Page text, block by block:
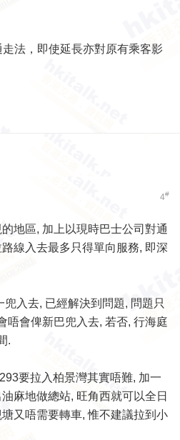
法，即使延長亦對原有乘客影
4#
地區, 加上以現時巴士公司對通
線入去最多只得單向服務, 即深
入去, 已經解決到問題, 問題只
唔會俾新巴兜入去, 若否, 行海庭
.
要拉入柏景灣其實唔難, 加一
麻地做總站, 旺角西就可以全日
又唔需要轉車, 惟不建議拉到小